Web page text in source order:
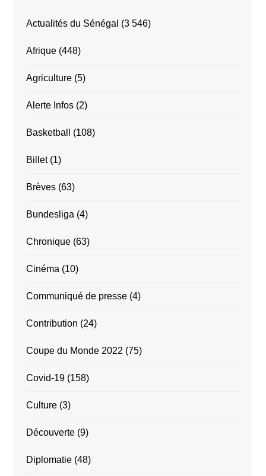
Actualités du Sénégal (3 546)
Afrique(448)
Agriculture(5)
Alerte Infos(2)
Basketball (108)
Billet(1)
Brèves(63)
Bundesliga (4)
Chronique(63)
Cinéma (10)
Communiqué de presse(4)
Contribution (24)
Coupe du Monde 2022 (75)
Covid-19(158)
Culture(3)
Découverte(9)
Diplomatie(48)